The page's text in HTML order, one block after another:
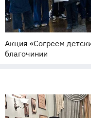
Акция «Согреем
благочинии